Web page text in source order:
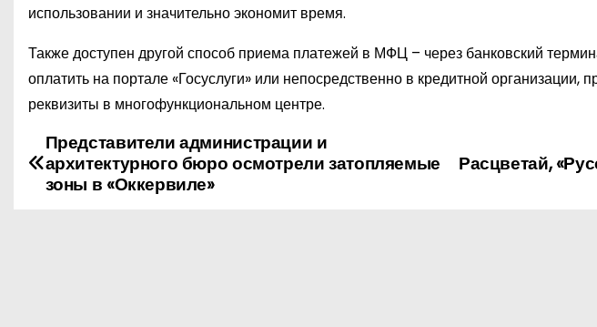
использовании и значительно экономит время.
Также доступен другой способ приема платежей в МФЦ – через банковский
оплатить на портале «Госуслуги» или непосредственно в кредитной организации,
реквизиты в многофункциональном центре.
Н
Расцветай,
Представители администрации и
архитектурного бюро осмотрели затопляемые
зоны в «Оккервиле»